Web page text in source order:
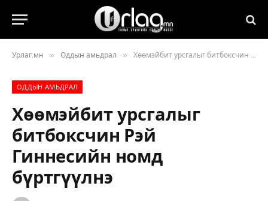
Урлаг.мн » Оддын амьдрал » Хөөмэйбит урсгалыг битбоксчин Рэй Гиннесийн номд бүртгүүлнэ
ОДДЫН АМЬДРАЛ
Хөөмэйбит урсгалыг
битбоксчин Рэй
Гиннесийн номд
бүртгүүлнэ